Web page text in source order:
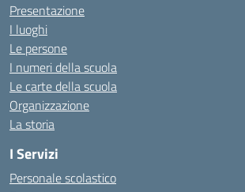
Presentazione
I luoghi
Le persone
I numeri della scuola
Le carte della scuola
Organizzazione
La storia
I Servizi
Personale scolastico